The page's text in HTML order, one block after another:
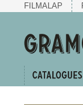
FILMALAP